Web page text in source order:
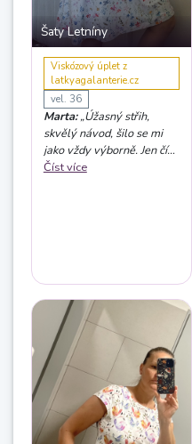
Šaty Letníny
Viskózový úplet z
latkyagalanterie.cz
vel. 36
Marta:„Úžasný střih,
skvělý návod, šilo se mi
jako vždy výborně. Jen čím
dál víc nemám ráda šití
Číst více